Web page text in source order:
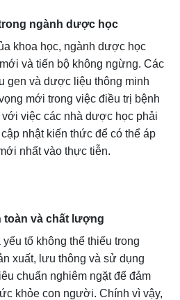
ngành dược học
khoa học, ngành dược học
và tiến bộ không ngừng. Các
gen và dược liệu thông minh
mới trong việc điều trị bệnh
việc các nhà dược học phải
nhật kiến thức để có thể áp
nhất vào thực tiễn.
toàn và chất lượng
tố không thể thiếu trong
xuất, lưu thông và sử dụng
chuẩn nghiêm ngặt để đảm
khỏe con người. Chính vì vậy,